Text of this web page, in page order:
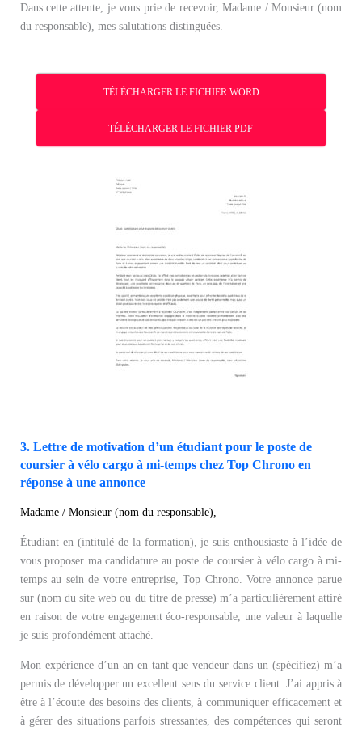
Dans cette attente, je vous prie de recevoir, Madame / Monsieur (nom
du responsable), mes salutations distinguées.
TÉLÉCHARGER LE FICHIER WORD
TÉLÉCHARGER LE FICHIER PDF
3. Lettre de motivation d’un étudiant pour le poste de
coursier à vélo cargo à mi-temps chez Top Chrono en
réponse à une annonce
Madame / Monsieur (nom du responsable),
Étudiant en (intitulé de la formation), je suis enthousiaste à l’idée de
vous proposer ma candidature au poste de coursier à vélo cargo à mi-
temps au sein de votre entreprise, Top Chrono. Votre annonce parue
sur (nom du site web ou du titre de presse) m’a particulièrement attiré
en raison de votre engagement éco-responsable, une valeur à laquelle
je suis profondément attaché.
Mon expérience d’un an en tant que vendeur dans un (spécifiez) m’a
permis de développer un excellent sens du service client. J’ai appris à
être à l’écoute des besoins des clients, à communiquer efficacement et
à gérer des situations parfois stressantes, des compétences qui seront